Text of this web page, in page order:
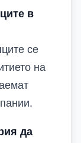
в
се
на
да